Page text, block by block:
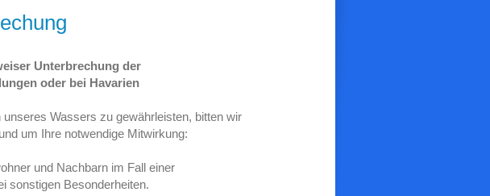
Unterbrechung der
oder bei Havarien
Wassers zu gewährleisten, bitten wir
um Ihre notwendige Mitwirkung:
und Nachbarn im Fall einer
sonstigen Besonderheiten.